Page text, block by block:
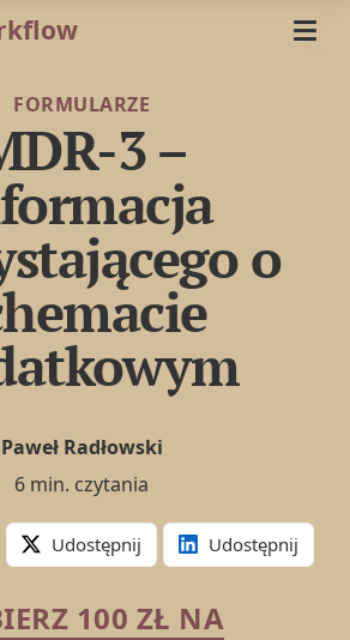
FORMULARZE
3 –
o
Paweł Radłowski
6 min. czytania
Udostępnij Udostępnij
100 ZŁ NA